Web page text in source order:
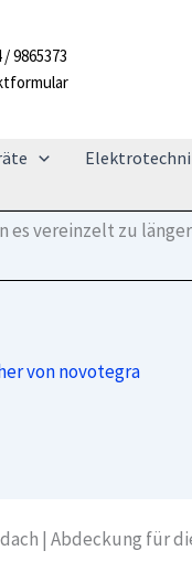
/ 9865373
vereinzelt zu
von novotegra
| Abdeckung für
Menge